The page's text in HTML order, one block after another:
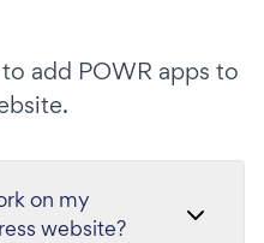
add POWR apps to
on my
website?